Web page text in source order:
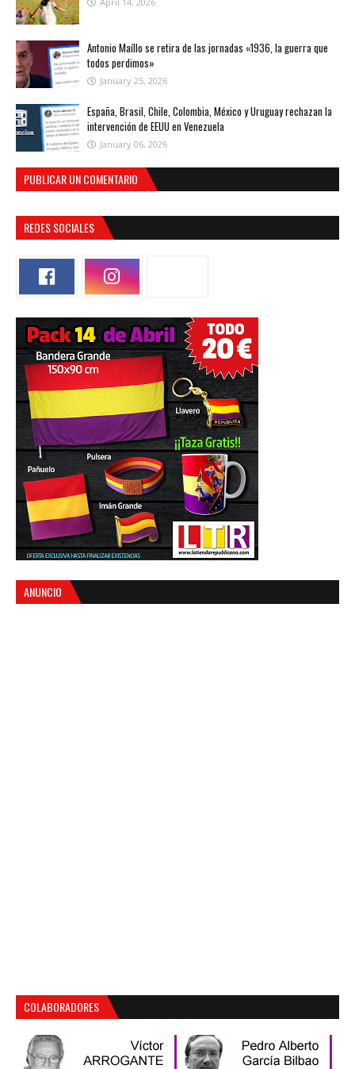
Antonio Maíllo se retira de las jornadas «1936, la guerra que
todos perdimos»
January 25, 2026
España, Brasil, Chile, Colombia, México y Uruguay rechazan la
intervención de EEUU en Venezuela
January 06, 2026
PUBLICAR UN COMENTARIO
REDES SOCIALES
ANUNCIO
COLABORADORES